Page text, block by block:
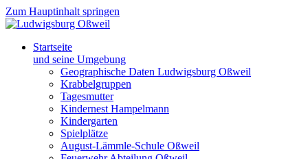
Zum Hauptinhalt springen
Startseite
und seine Umgebung
Geographische Daten Ludwigsburg Oßweil
Krabbelgruppen
Tagesmutter
Kindernest Hampelmann
Kindergarten
Spielplätze
August-Lämmle-Schule Oßweil